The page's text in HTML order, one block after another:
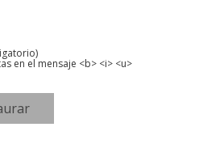
en el mensaje <b> <i> <u>